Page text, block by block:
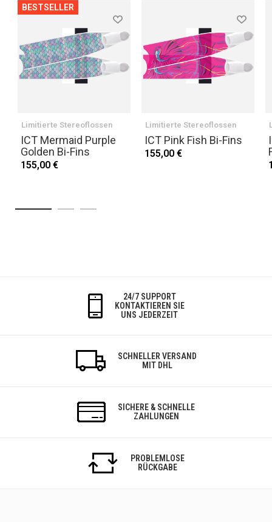
BESTSELLER
Limitierte Stereoflossen
ICT Mermaid Purple
Golden Bi-Fins
155,00 €
Limitierte Stereoflossen
ICT Pink Fish Bi-Fins
155,00 €
24/7 SUPPORT
KONTAKTIEREN SIE
UNS JEDERZEIT
SCHNELLER VERSAND
MIT DHL
SICHERE & SCHNELLE
ZAHLUNGEN
PROBLEMLOSE
RÜCKGABE